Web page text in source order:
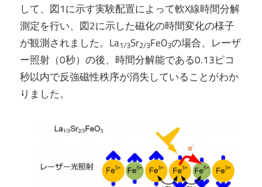
して、図1に示す実験配置によって軟X線時間分解
測定を行い、図2に示した磁化の時間変化の様子
が観測されました。La1/3Sr2/3FeO3の場合、レーザ
ー照射（0秒）の後、時間分解能である0.13ピコ
秒以内で反強磁性秩序が消失していることがわか
りました。